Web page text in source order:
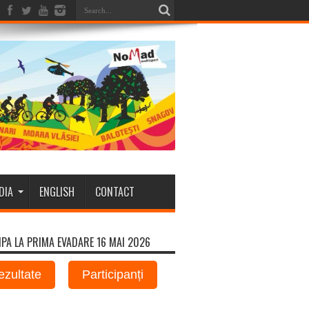
ENGLISH CONTACT
LA PRIMA EVADARE 16 MAI 2026
Participanți